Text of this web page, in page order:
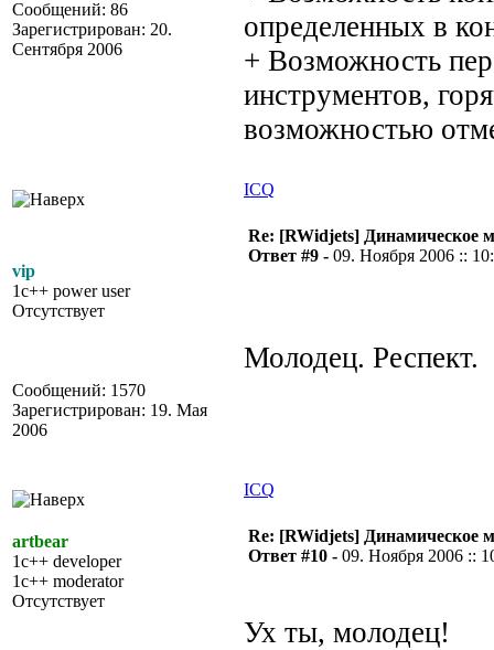
Сообщений: 86
Зарегистрирован: 20.
Сентября 2006
определенных в
+ Возможность
инструментов,
возможностью
ICQ
vip
1c++ power user
Отсутствует
Сообщений: 1570
Зарегистрирован: 19. Мая
2006
Re: [RWidjets] Динамическое
Ответ #9 - 09. Ноября 2006 ::
Молодец. Респект.
ICQ
artbear
1c++ developer
1c++ moderator
Отсутствует
Re: [RWidjets] Динамическое
Ответ #10 - 09. Ноября 2006 ::
Ух ты, молодец!